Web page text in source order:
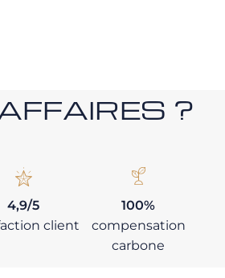
?
4,9/5
client
100%
compensation
carbone